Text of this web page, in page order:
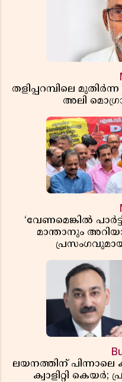
തളിപ്പറമ്പിലെ
അലി
‘വേണമെങ്കിൽ
മാന്താനും
ലയനത്തിന് പിന്നാലെ
ക്വാളിറ്റി